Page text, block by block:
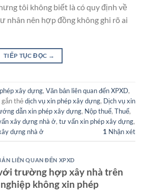
tôi không biết là có quy định về
nhân nên hợp đồng không ghi rõ ai
TIẾP TỤC ĐỌC →
xây dựng, Văn bản liên quan đến XPXD,
thẻdịch vụ xin phép xây dựng, Dịch vụ xin
dẫn xin phép xây dựng, Nộp thuế, Thuế,
xây dựng nhà ở, tư vấn xin phép xây dựng,
dựng nhà ở 1 Nhận xét
LIÊN QUAN ĐẾN XPXD
trường hợp xây nhà trên
không xin phép